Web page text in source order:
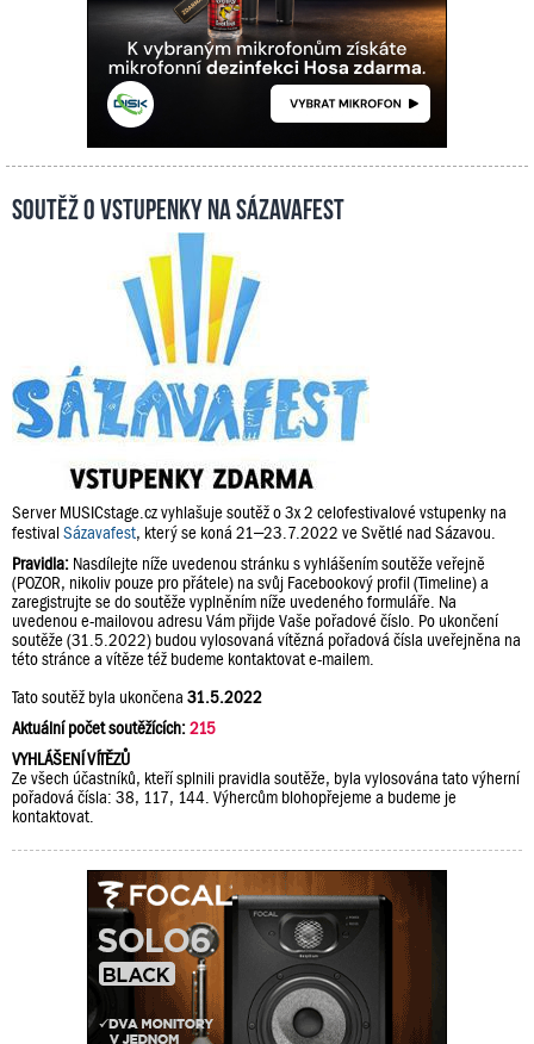
Soutěž o vstupenky na Sázavafest
Server MUSICstage.cz vyhlašuje soutěž o 3x 2 celofestivalové vstupenky na
festivalSázavafest, který se koná 21–23.7.2022 ve Světlé nad Sázavou.
Pravidla: Nasdílejte níže uvedenou stránku s vyhlášením soutěže veřejně
(POZOR, nikoliv pouze pro přátele) na svůj Facebookový profil (Timeline) a
zaregistrujte se do soutěže vyplněním níže uvedeného formuláře. Na
uvedenou e-mailovou adresu Vám přijde Vaše pořadové číslo. Po ukončení
soutěže (31.5.2022) budou vylosovaná vítězná pořadová čísla uveřejněna na
této stránce a vítěze též budeme kontaktovat e-mailem.
Tato soutěž byla ukončena 31.5.2022
Aktuální počet soutěžících:215
VYHLÁŠENÍ VÍTĚZŮ
Ze všech účastníků, kteří splnili pravidla soutěže, byla vylosována tato výherní
pořadová čísla: 38, 117, 144. Výhercům blohopřejeme a budeme je
kontaktovat.